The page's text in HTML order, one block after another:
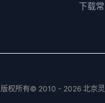
下载
版权所有© 2010 - 2026 北京灵